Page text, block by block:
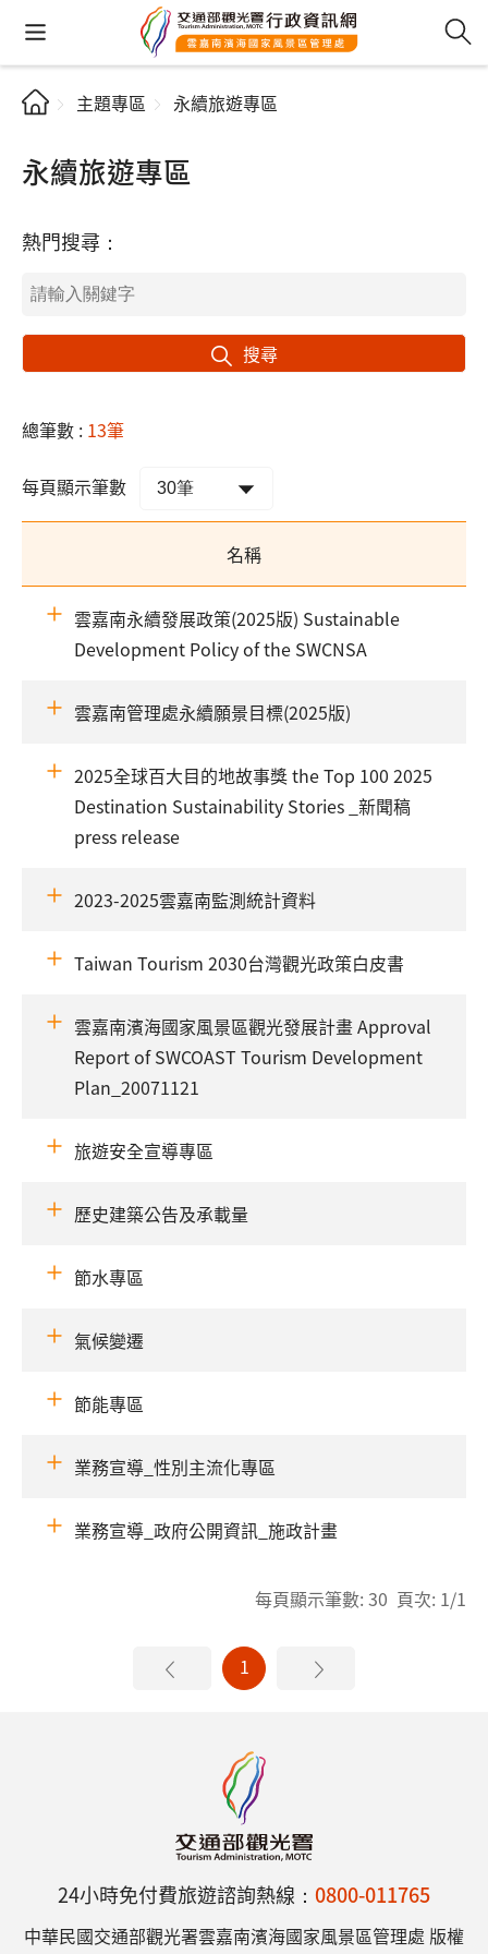
主題專區 永續旅遊專區
永續旅遊專區
熱門搜尋：
搜尋
總筆數 : 13筆
每頁顯示筆數
名稱
雲嘉南永續發展政策(2025版) Sustainable
Development Policy of the SWCNSA
雲嘉南管理處永續願景目標(2025版)
2025全球百大目的地故事獎 the Top 100 2025
Destination Sustainability Stories _新聞稿
press release
2023-2025雲嘉南監測統計資料
Taiwan Tourism 2030台灣觀光政策白皮書
雲嘉南濱海國家風景區觀光發展計畫 Approval
Report of SWCOAST Tourism Development
Plan_20071121
旅遊安全宣導專區
歷史建築公告及承載量
節水專區
氣候變遷
節能專區
業務宣導_性別主流化專區
業務宣導_政府公開資訊_施政計畫
每頁顯示筆數: 30 頁次: 1/1
1
24小時免付費旅遊諮詢熱線： 0800-011765
中華民國交通部觀光署雲嘉南濱海國家風景區管理處 版權